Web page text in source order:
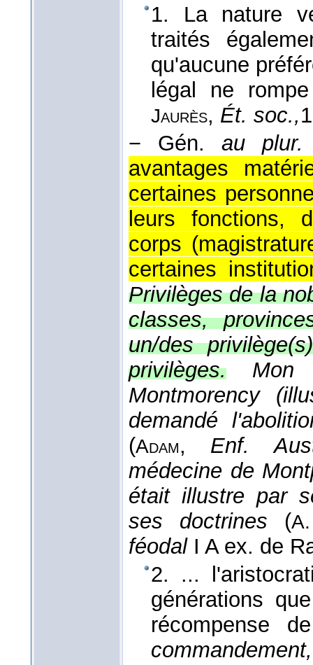
1. La nature
traités
qu'aucune
légal ne
Jaurès, Ét. soc.,
− Gén. au plur.
avantages
certaines
leurs fonctions,
corps
certaines
Privilèges de la
classes,
un/des
privilèges.
Montmorency
demandé
(Adam, Enf.
médecine de
était illustre par
ses doctrines (
féodalI A ex. de
2. ...
générations
récompense
commandement,